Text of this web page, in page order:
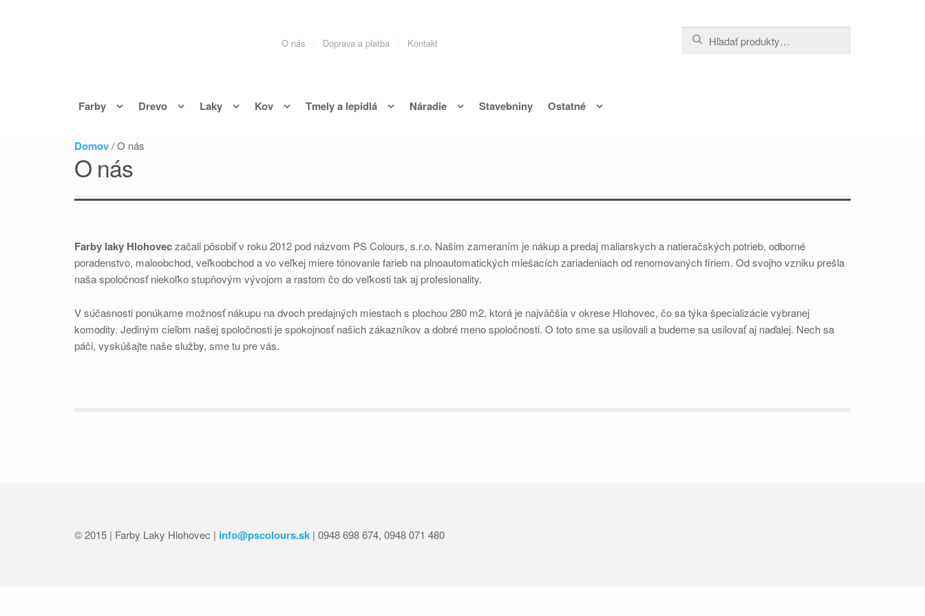
O nás Doprava a platba Kontakt
Hľadať:
Farby Drevo Laky Kov Tmely a lepidlá Náradie Stavebniny Ostatné
Domov/ O nás
O nás
Farby laky Hlohoveczačali pôsobiť v roku 2012 pod názvom PS Colours, s.r.o. Našim zameraním je nákup a predaj maliarskych a natieračských potrieb, odborné
poradenstvo, maloobchod, veľkoobchod a vo veľkej miere tónovanie farieb na plnoautomatických miešacích zariadeniach od renomovaných firiem. Od svojho vzniku prešla
naša spoločnosť niekoľko stupňovým vývojom a rastom čo do veľkosti tak aj profesionality.
V súčasnosti ponúkame možnosť nákupu na dvoch predajných miestach s plochou 280 m2, ktorá je najväčšia v okrese Hlohovec, čo sa týka špecializácie vybranej
komodity. Jediným cieľom našej spoločnosti je spokojnosť našich zákazníkov a dobré meno spoločnosti. O toto sme sa usilovali a budeme sa usilovať aj naďalej. Nech sa
páči, vyskúšajte naše služby, sme tu pre vás.
© 2015 | Farby Laky Hlohovec | info@pscolours.sk | 0948 698 674, 0948 071 480